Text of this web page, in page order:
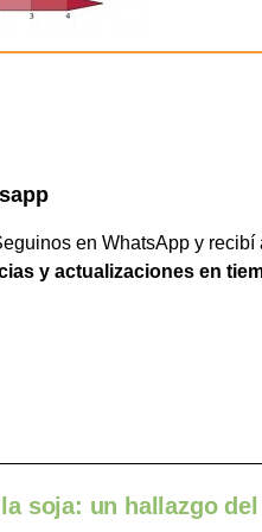
en WhatsApp y
y actualizaciones en
soja: un hallazgo